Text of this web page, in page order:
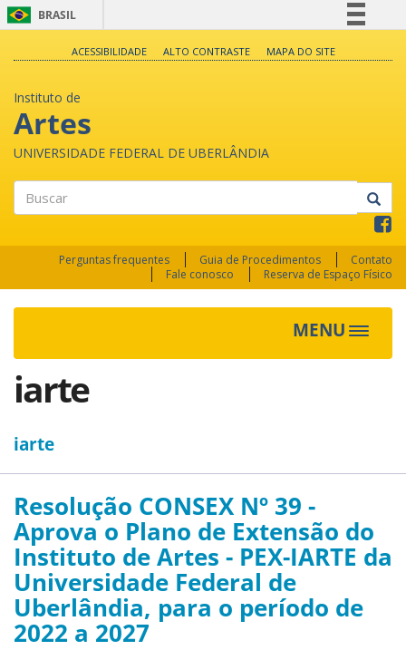
BRASIL
Legislação
Canais
ACESSIBILIDADE ALTO CONTRASTE MAPA DO SITE
Instituto de
Artes
UNIVERSIDADE FEDERAL DE UBERLÂNDIA
Perguntas frequentes Guia de Procedimentos
Contato
Fale conosco
Reserva de Espaço Físico
MENU
Toggle
iarte
iarte
Resolução CONSEX Nº 39 -
Aprova o Plano de Extensão do
Instituto de Artes - PEX-IARTE da
Universidade Federal de
Uberlândia, para o período de
2022 a 2027